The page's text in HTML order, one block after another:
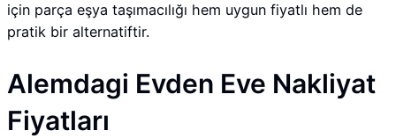
için parça eşya taşımacılığı hem uygun fiyatlı hem de
pratik bir alternatiftir.
Alemdagi Evden Eve Nakliyat
Fiyatları